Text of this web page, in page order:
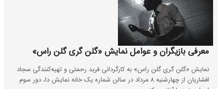
معرفی بازیگران و عوامل نمایش «گلن گری گلن راس»
نمایش «گلن گری گلن راس» به کارگردانی فرید رحمتی و تهیه‌کنندگی سجاد
افشاریان از چهارشنبه ۸ مرداد در سالن شماره یک خانه نمایش دا، دور سوم